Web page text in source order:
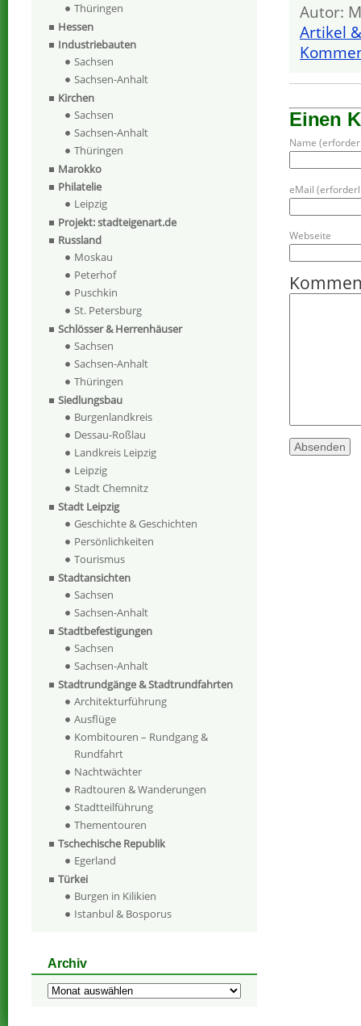
Autor:
Artikel
Einen
Name
eMail
Webseite
Thüringen
Hessen
Industriebauten
Sachsen
Sachsen-Anhalt
Kirchen
Sachsen
Sachsen-Anhalt
Thüringen
Marokko
Philatelie
Leipzig
Projekt: stadteigenart.de
Russland
Moskau
Peterhof
Puschkin
St. Petersburg
Schlösser & Herrenhäuser
Sachsen
Sachsen-Anhalt
Thüringen
Siedlungsbau
Burgenlandkreis
Dessau-Roßlau
Landkreis Leipzig
Leipzig
Stadt Chemnitz
Stadt Leipzig
Geschichte & Geschichten
Persönlichkeiten
Tourismus
Stadtansichten
Sachsen
Sachsen-Anhalt
Stadtbefestigungen
Sachsen
Sachsen-Anhalt
Stadtrundgänge & Stadtrundfahrten
Architekturführung
Ausflüge
Kombitouren – Rundgang &
Rundfahrt
Nachtwächter
Radtouren & Wanderungen
Stadtteilführung
Thementouren
Tschechische Republik
Egerland
Türkei
Burgen in Kilikien
Istanbul & Bosporus
Archiv
Archiv